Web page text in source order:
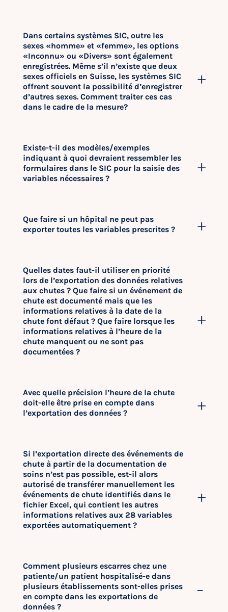
Dans certains systèmes SIC, outre les
sexes «homme» et «femme», les options
«Inconnu» ou «Divers» sont également
enregistrées. Même s’il n’existe que deux
sexes officiels en Suisse, les systèmes SIC
offrent souvent la possibilité d’enregistrer
d’autres sexes. Comment traiter ces cas
dans le cadre de la mesure?
Existe-t-il des modèles/exemples
indiquant à quoi devraient ressembler les
formulaires dans le SIC pour la saisie des
variables nécessaires ?
Que faire si un hôpital ne peut pas
exporter toutes les variables prescrites ?
Quelles dates faut-il utiliser en priorité
lors de l’exportation des données relatives
aux chutes ? Que faire si un événement de
chute est documenté mais que les
informations relatives à la date de la
chute font défaut ? Que faire lorsque les
informations relatives à l’heure de la
chute manquent ou ne sont pas
documentées ?
Avec quelle précision l’heure de la chute
doit-elle être prise en compte dans
l’exportation des données ?
Si l’exportation directe des événements de
chute à partir de la documentation de
soins n’est pas possible, est-il alors
autorisé de transférer manuellement les
événements de chute identifiés dans le
fichier Excel, qui contient les autres
informations relatives aux 28 variables
exportées automatiquement ?
Comment plusieurs escarres chez une
patiente/un patient hospitalisé-e dans
plusieurs établissements sont-elles prises
en compte dans les exportations de
données ?